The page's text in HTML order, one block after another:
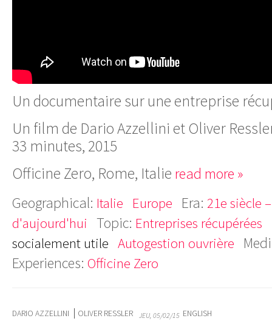
Un documentaire sur une entreprise
Un film de Dario Azzellini et Oliver
33 minutes, 2015
Officine Zero, Rome, Italie read more »
Geographical: Italie Europe Era: 21e siècle
d'aujourd'hui Topic: Entreprises récupérées
socialement utile Autogestion ouvrière
Experiences: Officine Zero
DARIO AZZELLINI OLIVER RESSLER JEU, 05/02/15 ENGLISH